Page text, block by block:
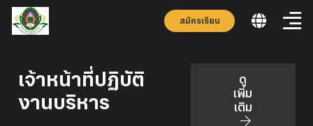
สมัครเรียน
เจ้าหน้าที่ปฏิบัติ
งานบริหาร
ดู
เพิ่ม
เติม